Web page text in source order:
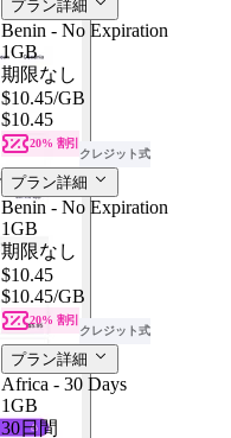
プラン詳細
Benin - No Expiration
1GB
期限なし
$10.45/GB
$10.45
20% 割引
クレジット式
プラン詳細
Benin - No Expiration
1GB
期限なし
$10.45
$10.45/GB
20% 割引
クレジット式
プラン詳細
Africa - 30 Days
1GB
30日間